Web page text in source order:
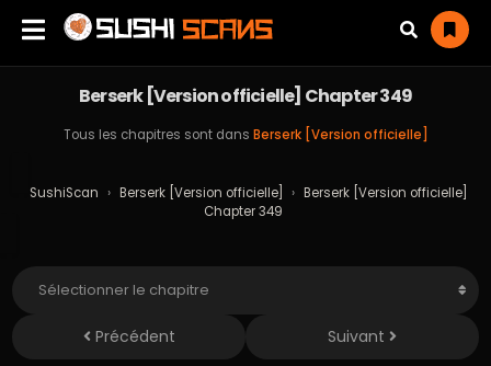
Berserk [Version officielle] Chapter 349
Tous les chapitres sont dans Berserk [Version officielle]
SushiScan › Berserk [Version officielle] › Berserk [Version officielle]
Chapter 349
Précédent Suivant